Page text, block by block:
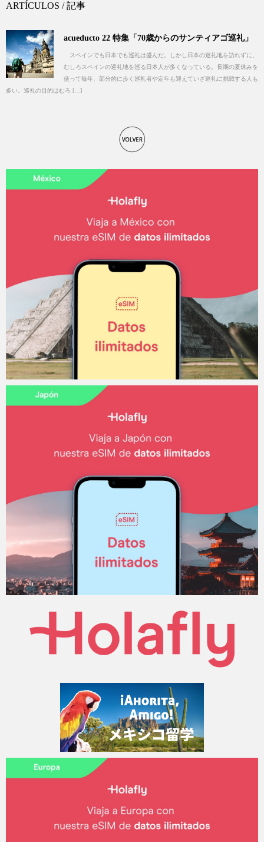
ARTÍCULOS / 記事
acueducto 22 特集「70歳からのサンティアゴ巡礼」
スペインでも日本でも巡礼は盛んだ。しかし日本の巡礼地を訪れずに、
むしろスペインの巡礼地を巡る日本人が多くなっている。長期の夏休みを
使って毎年、部分的に歩く巡礼者や定年も迎えていざ巡礼に挑戦する人も
多い。巡礼の目的はむろ […]